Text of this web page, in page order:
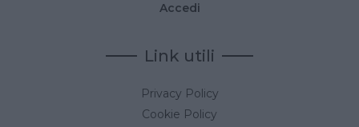
Accedi
Link utili
Privacy Policy
Cookie Policy